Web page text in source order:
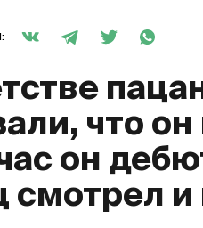
что
он
смотрел и